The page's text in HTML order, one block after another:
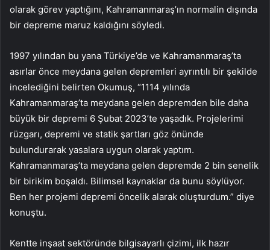
olarak görev yaptığını, Kahramanmaraş’ın normalin dışında
bir depreme maruz kaldığını söyledi.
1997 yılından bu yana Türkiye’de ve Kahramanmaraş’ta
asırlar önce meydana gelen depremleri ayrıntılı bir şekilde
incelediğini belirten Okumuş, “1114 yılında
Kahramanmaraş’ta meydana gelen depremden bile daha
büyük bir depremi 6 Şubat 2023’te yaşadık. Projelerimi
rüzgarı, depremi ve statik şartları göz önünde
bulundurarak yasalara uygun olarak yaptım.
Kahramanmaraş’ta meydana gelen depremde 2 bin senelik
bir birikim boşaldı. Bilimsel kaynaklar da bunu söylüyor.
Ben her projemi depremi öncelik alarak oluşturdum.” diye
konuştu.
Kentte inşaat sektöründe bilgisayarlı çizimi, ilk hazır